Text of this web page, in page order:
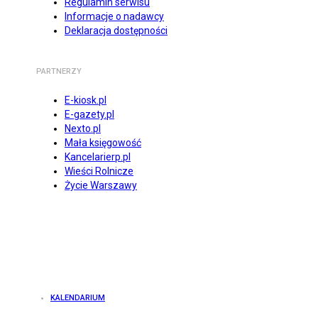
Informacje o nadawcy
Deklaracja dostępności
PARTNERZY
E-kiosk.pl
E-gazety.pl
Nexto.pl
Mała księgowość
Kancelarierp.pl
Wieści Rolnicze
Życie Warszawy
KALENDARIUM